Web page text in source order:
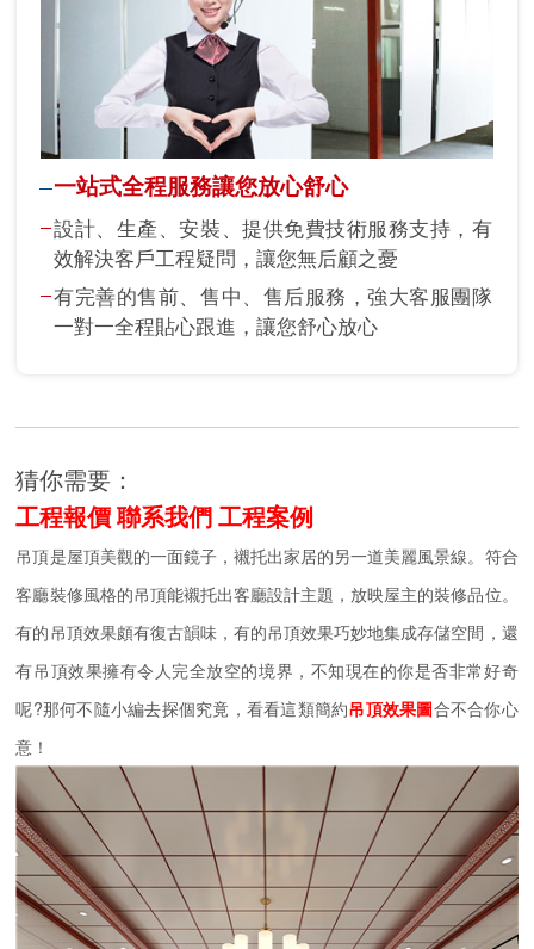
一站式全程服務讓您放心舒心
設計、生產、安裝、提供免費技術服務支持，有
效解決客戶工程疑問，讓您無后顧之憂
有完善的售前、售中、售后服務，強大客服團隊
一對一全程貼心跟進，讓您舒心放心
猜你需要：
工程報價 聯系我們 工程案例
吊頂是屋頂美觀的一面鏡子，襯托出家居的另一道美麗風景線。符合
客廳裝修風格的吊頂能襯托出客廳設計主題，放映屋主的裝修品位。
有的吊頂效果頗有復古韻味，有的吊頂效果巧妙地集成存儲空間，還
有吊頂效果擁有令人完全放空的境界，不知現在的你是否非常好奇
呢?那何不隨小編去探個究竟，看看這類簡約吊頂效果圖合不合你心
意！